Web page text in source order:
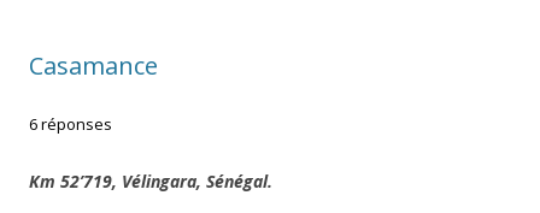
Casamance
6 réponses
Km 52’719, Vélingara, Sénégal.